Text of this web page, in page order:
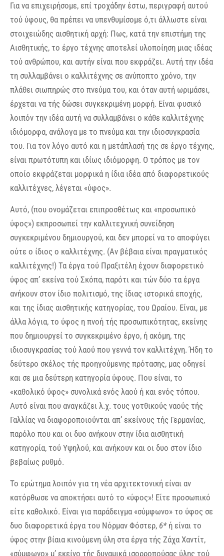
Για να επιχειρήσομε, επί τροχάδην έστω, περιγραφή αυτού
τού ύφους, θα πρέπει να υπενθυμίσομε ό,τι άλλωστε είναι
στοιχειώδης αισθητική αρχή: Πως, κατά την επιστήμη της
Αισθητικής, το έργο τέχνης αποτελεί υλοποίηση μιας ιδέας
τού ανθρώπου, και αυτήν είναι που εκφράζει. Αυτή την ιδέα
τη συλλαμβάνει ο καλλιτέχνης σε ανύποπτο χρόνο, την
πλάθει σιωπηρώς στο πνεύμα του, και όταν αυτή ωριμάσει,
έρχεται να τής δώσει συγκεκριμένη μορφή. Είναι φυσικό
λοιπόν την ιδέα αυτή να συλλαμβάνει ο κάθε καλλιτέχνης
ιδιόμορφα, ανάλογα με το πνεύμα και την ιδιοσυγκρασία
του. Για τον λόγο αυτό και η μετάπλασή της σε έργο τέχνης,
είναι πρωτότυπη και ιδίως ιδιόμορφη. Ο τρόπος με τον
οποίο εκφράζεται μορφικά η ίδια ιδέα από διαφορετικούς
καλλιτέχνες, λέγεται «ύφος».
Αυτό, (που ονομάζεται επιπροσθέτως και «προσωπικό
ύφος») εκπροσωπεί την καλλιτεχνική συνείδηση
συγκεκριμένου δημιουργού, και δεν μπορεί να το αποφύγει
ούτε ο ίδιος ο καλλιτέχνης. (Αν βέβαια είναι πραγματικός
καλλιτέχνης!) Τα έργα τού Πραξιτέλη έχουν διαφορετικό
ύφος απ’ εκείνα τού Σκόπα, παρότι και τών δύο τα έργα
ανήκουν στον ίδιο πολιτισμό, της ίδιας ιστορικά εποχής,
και της ίδιας αισθητικής κατηγορίας, του Ωραίου. Είναι, με
άλλα λόγια, το ύφος η πνοή τής προσωπικότητας, εκείνης
που δημιουργεί το συγκεκριμένο έργο, ή ακόμη, της
ιδιοσυγκρασίας τού λαού που γεννά τον καλλιτέχνη. Ήδη το
δεύτερο σκέλος τής προηγούμενης πρότασης, μας οδηγεί
και σε μια δεύτερη κατηγορία ύφους. Που είναι, το
«καθολικό ύφος» συνολικά ενός λαού ή και ενός τόπου.
Αυτό είναι που αναγκάζει λ.χ. τους γοτθικούς ναούς τής
Γαλλίας να διαφοροποιούνται απ’ εκείνους τής Γερμανίας,
παρόλο που και οι δυο ανήκουν στην ίδια αισθητική
κατηγορία, τού Υψηλού, και ανήκουν και οι δυο στον ίδιο
βεβαίως ρυθμό.
Το ερώτημα λοιπόν για τη νέα αρχιτεκτονική είναι αν
κατόρθωσε να αποκτήσει αυτό το «ύφος»! Είτε προσωπικό
είτε καθολικό. Είναι για παράδειγμα «σύμφωνο» το ύφος σε
δυο διαφορετικά έργα του Νόρμαν Φόστερ, 6*ή είναι το
ύφος στην βίαια κινούμενη ύλη στα έργα τής Ζάχα Χαντίτ,
«σύμφωνο» μ’ εκείνο τής δυναμικά ισορροπούσας ύλης τού